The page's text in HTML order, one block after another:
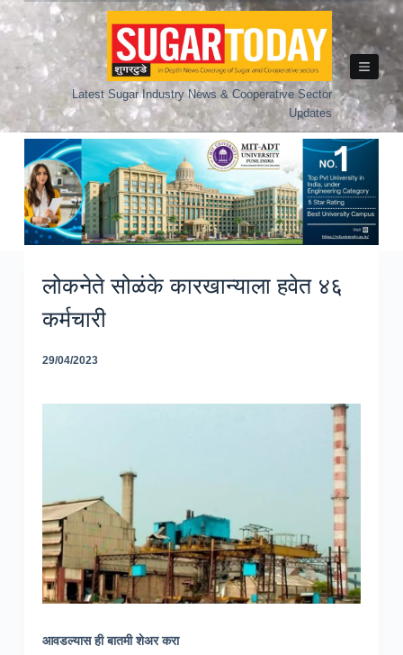
Skip
to
Latest Sugar Industry News & Cooperative Sector
Updates
लोकनेते सोळंके कारखान्याला हवेत ४६
कर्मचारी
29/04/2023
आवडल्यास ही बातमी शेअर करा